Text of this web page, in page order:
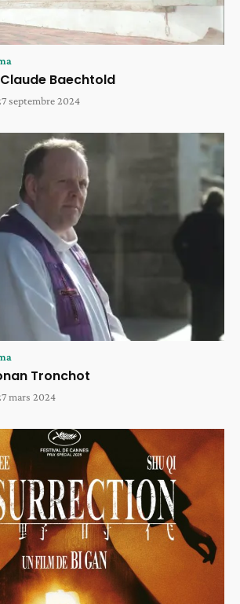
Claude Baechtold
septembre 2024
Tronchot
mars 2024